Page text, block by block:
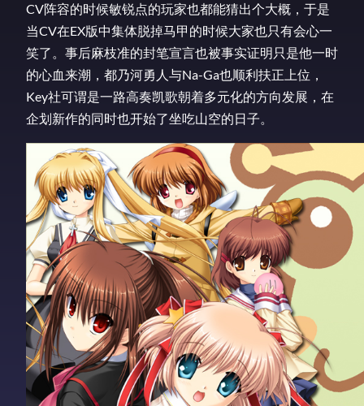
CV阵容的时候敏锐点的玩家也都能猜出个大概，于是
当CV在EX版中集体脱掉马甲的时候大家也只有会心一
笑了。事后麻枝准的封笔宣言也被事实证明只是他一时
的心血来潮，都乃河勇人与Na-Ga也顺利扶正上位，
Key社可谓是一路高奏凯歌朝着多元化的方向发展，在
企划新作的同时也开始了坐吃山空的日子。